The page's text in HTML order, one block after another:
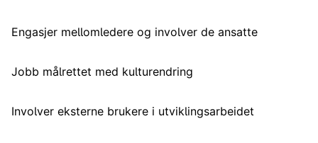
Engasjer mellomledere og involver de ansatte
Jobb målrettet med kulturendring
Involver eksterne brukere i utviklingsarbeidet